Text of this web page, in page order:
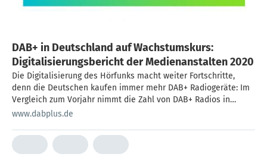
DAB+ in Deutschland auf Wachstumskurs:
Digitalisierungsbericht der Medienanstalten 2020
Die Digitalisierung des Hörfunks macht weiter Fortschritte,
denn die Deutschen kaufen immer mehr DAB+ Radiogeräte: Im
Vergleich zum Vorjahr nimmt die Zahl von DAB+ Radios in
Haushalten um 14 Prozent zu, teilen die Medienanstalten in
Ausstattung von Radios in Autos und Haushalten abfragt.
Inzwischen finden sich knapp 10 Millionen DAB+ Radios in den
www.dabplus.de